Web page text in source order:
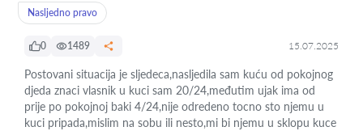
Nasljedno pravo
0 1489 15.07.2025
Postovani situacija je sljedeca,nasljedila sam kuću od pokojnog
djeda znaci vlasnik u kuci sam 20/24,međutim ujak ima od
prije po pokojnoj baki 4/24,nije odredeno tocno sto njemu u
kuci pripada,mislim na sobu ili nesto,mi bi njemu u sklopu kuce